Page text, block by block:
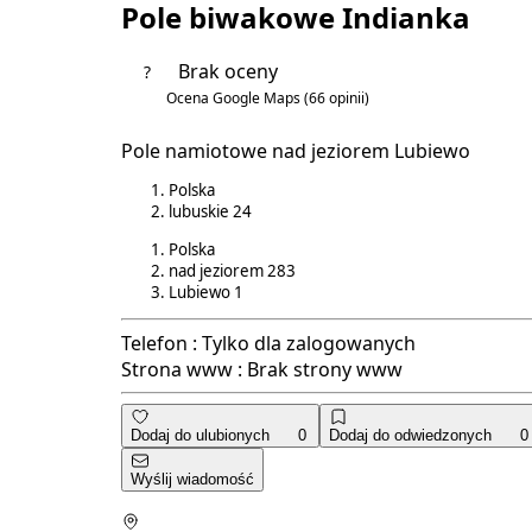
Pole biwakowe Indianka
? Brak oceny
Ocena Google Maps(66 opinii)
Pole namiotowe nad jeziorem Lubiewo
Polska
lubuskie 24
Polska
nad jeziorem283
Lubiewo 1
Telefon : Tylko dla zalogowanych
Strona www : Brak strony www
Dodaj do ulubionych 0 Dodaj do odwiedzonych 0
Wyślij wiadomość